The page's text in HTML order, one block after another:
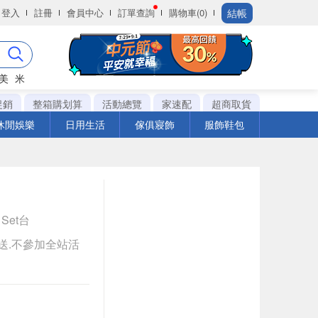
登入 註冊 會員中心 訂單查詢 購物車(0) 結帳
米
銷
整箱購划算 活動總覽 家速配
超商取貨
閒娛樂
日用生活 傢俱寢飾 服飾鞋包
台
.不參加全站活